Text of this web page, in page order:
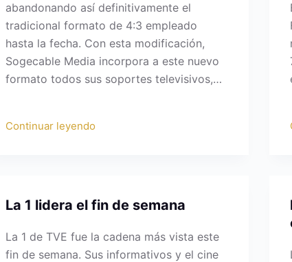
abandonando así definitivamente el
tradicional formato de 4:3 empleado
hasta la fecha. Con esta modificación,
Sogecable Media incorpora a este nuevo
formato todos sus soportes televisivos,…
Continuar leyendo
La 1 lidera el fin de semana
La 1 de TVE fue la cadena más vista este
fin de semana. Sus informativos y el cine